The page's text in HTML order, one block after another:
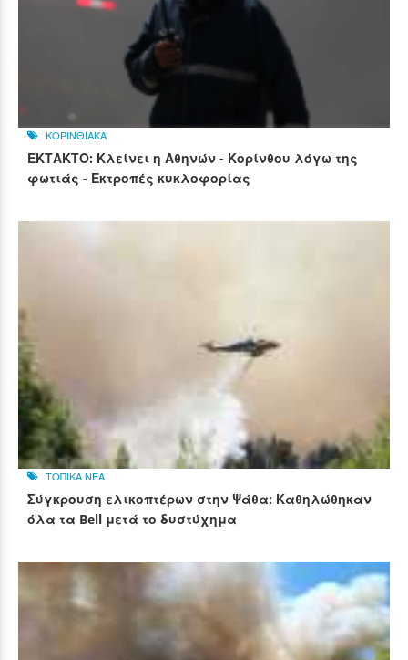
ΚΟΡΙΝΘΙΑΚΑ
ΕΚΤΑΚΤΟ: Κλείνει η Αθηνών - Κορίνθου λόγω της
φωτιάς - Εκτροπές κυκλοφορίας
ΤΟΠΙΚΑ ΝΕΑ
Σύγκρουση ελικοπτέρων στην Ψάθα: Καθηλώθηκαν
όλα τα Bell μετά το δυστύχημα